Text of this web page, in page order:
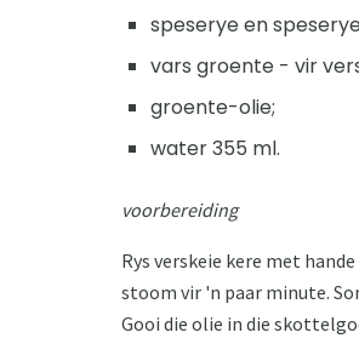
speserye en
vars groente - vir
groente-olie;
water 355 ml.
voorbereiding
Rys verskeie kere met
stoom vir 'n paar minute.
Gooi die olie in die